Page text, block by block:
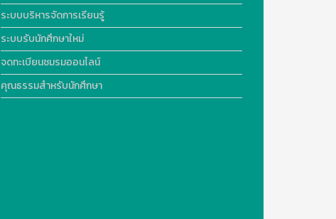
ระบบบริหารจัดการเรียนรู้
ระบบรับนักศึกษาใหม่
จดทะเบียนชมรมออนไลน์
คุณธรรมสำหรับนักศึกษา